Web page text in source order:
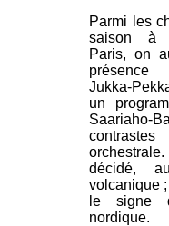
Parmi les
saison à
Paris, on
présence
Jukka-
un
Saariaho-
orchestrale.
décidé,
volcanique
le signe
nordique.